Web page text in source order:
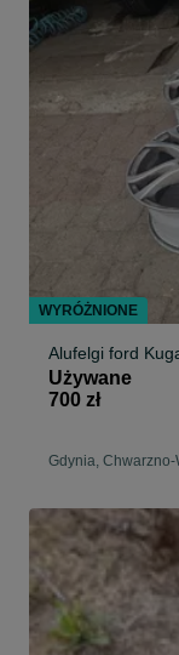
Alufelgi ford
Używane
700 zł
Gdynia, Chwarzno-
WYRÓŻNIONE